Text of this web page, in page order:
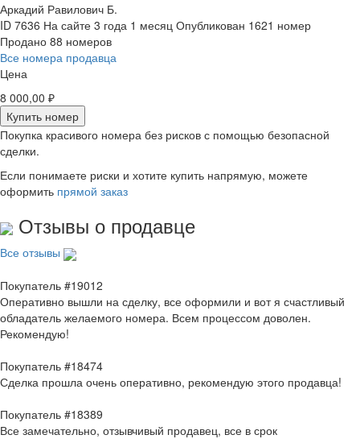
Аркадий Равилович Б.
ID 7636 На сайте 3 года 1 месяц Опубликован 1621 номер
Продано 88 номеров
Все номера продавца
Цена
8 000,00 ₽
Купить номер
Покупка красивого номера без рисков с помощью безопасной
сделки.
Если понимаете риски и хотите купить напрямую, можете
оформить прямой заказ
Отзывы о продавце
Все отзывы
Покупатель #19012
Оперативно вышли на сделку, все оформили и вот я счастливый
обладатель желаемого номера. Всем процессом доволен.
Рекомендую!
Покупатель #18474
Сделка прошла очень оперативно, рекомендую этого продавца!
Покупатель #18389
Все замечательно, отзывчивый продавец, все в срок